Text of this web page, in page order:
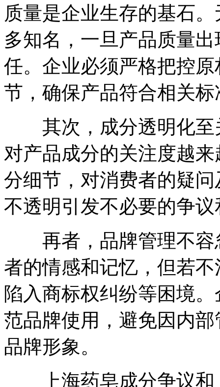
质量是企业生存的基石
多知名，一旦产品质量
任。企业必须严格把控
节，确保产品符合相关
其次，成分透明化至
对产品成分的关注度越
分细节，对消费者的疑
不透明引发不必要的争
再者，品牌管理不容
者的情感和记忆，但若
陷入商标权纠纷等困境
范品牌使用，避免因内
品牌形象。
上海药皂成分争议和